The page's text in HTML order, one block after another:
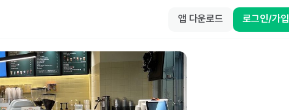
앱 다운로드 로그인/가입